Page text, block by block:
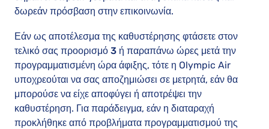
δωρεάν πρόσβαση στην επικοινωνία.
Εάν ως αποτέλεσμα της καθυστέρησης φτάσετε στον
τελικό σας προορισμό 3 ή παραπάνω ώρες μετά την
προγραμματισμένη ώρα άφιξης, τότε η Olympic Air
υποχρεούται να σας αποζημιώσει σε μετρητά, εάν θα
μπορούσε να είχε αποφύγει ή αποτρέψει την
καθυστέρηση. Για παράδειγμα, εάν η διαταραχή
προκλήθηκε από προβλήματα προγραμματισμού της